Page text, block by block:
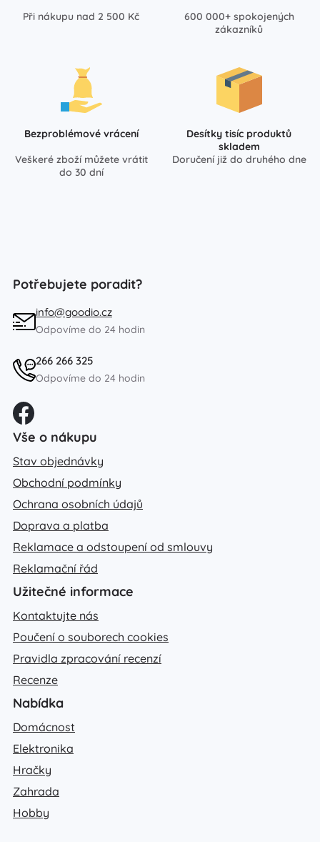
Při nákupu nad 2 500 Kč
600 000+ spokojených
zákazníků
Bezproblémové vrácení
Veškeré zboží můžete vrátit
do 30 dní
Desítky tisíc produktů
skladem
Doručení již do druhého dne
Potřebujete poradit?
info@goodio.cz
Odpovíme do 24 hodin
266 266 325
Odpovíme do 24 hodin
Vše o nákupu
Stav objednávky
Obchodní podmínky
Ochrana osobních údajů
Doprava a platba
Reklamace a odstoupení od smlouvy
Reklamační řád
Užitečné informace
Kontaktujte nás
Poučení o souborech cookies
Pravidla zpracování recenzí
Recenze
Nabídka
Domácnost
Elektronika
Hračky
Zahrada
Hobby